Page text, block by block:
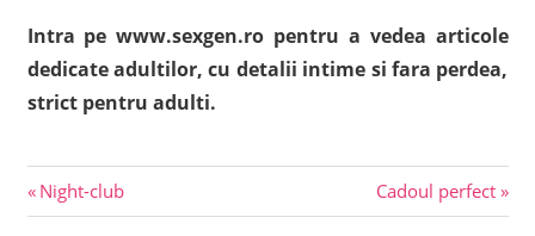
Intra pe www.sexgen.ro pentru a vedea articole
dedicate adultilor, cu detalii intime si fara perdea,
strict pentru adulti.
Navigare
Previous
Post:
Night-club
Next
Post:
Cadoul perfect